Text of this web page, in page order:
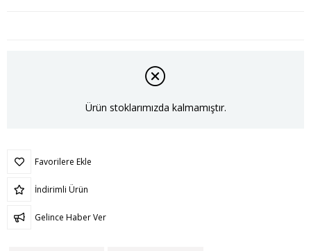
Ürün stoklarımızda kalmamıştır.
Favorilere Ekle
İndirimli Ürün
Gelince Haber Ver